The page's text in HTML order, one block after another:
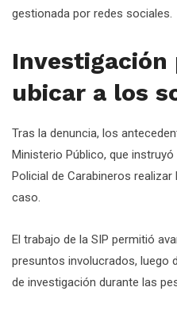
gestionada por redes sociales.
ubicar a los
Tras la denuncia, los
Ministerio Público, que
Policial de Carabineros
caso.
El trabajo de la SIP permitió
presuntos involucrados, luego
de investigación durante las